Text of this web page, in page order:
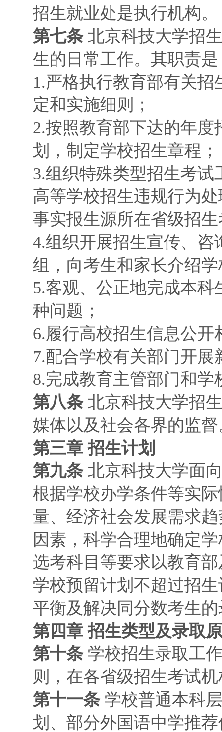
招生就业处是执行机构。
第七条北京科技大学招
生的日常工作。其职责是
1.严格执行教育部有关
定和实施细则；
2.按照教育部下达的年
划，制定学校招生章程；
3.组织特殊类型招生考
高等学校招生违规行为
事实报生源所在省级招
4.组织开展招生宣传、
组，向考生和家长介绍
5.客观、公正地完成本
种问题；
6.履行高校招生信息公开
7.配合学校有关部门开
8.完成教育主管部门和学
第八条北京科技大学招
媒体以及社会各界的监督
第三章 招生计划
第九条北京科技大学面
根据学校办学条件等实
量、经济社会发展需求
因素，科学合理地确定
选考科目等要求以教育
学校预留计划不超过招
平衡及解决同分数考生
第四章 招生类型及录取
第十条学校招生录取工
则，在各省级招生考试
第十一条学校普通本科
划、部分外国语中学推